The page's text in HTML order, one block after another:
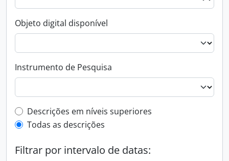
Objeto digital disponível
Instrumento de Pesquisa
Filtro de descrição de nível superior
Descrições em níveis superiores
Todas as descrições
Filtrar por intervalo de datas: